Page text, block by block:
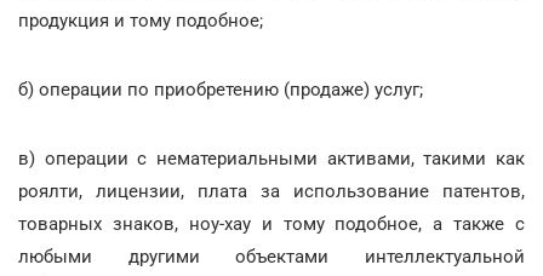
продукция и тому подобное;
б) операции по приобретению (продаже) услуг;
в) операции с нематериальными активами, такими как
роялти, лицензии, плата за использование патентов,
товарных знаков, ноу-хау и тому подобное, а также с
любыми другими объектами интеллектуальной